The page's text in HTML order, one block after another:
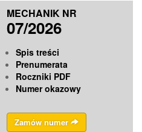
MECHANIK NR
07/2026
Spis treści
Prenumerata
Roczniki PDF
Numer okazowy
Zamów numer